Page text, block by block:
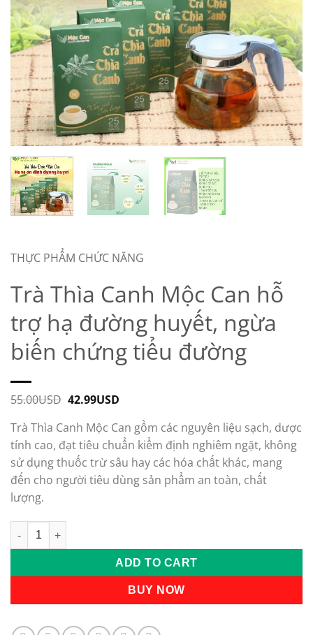
THỰC PHẨM CHỨC NĂNG
Trà Thìa Canh Mộc Can hỗ
trợ hạ đường huyết, ngừa
biến chứng tiểu đường
55.00USD Original
was:
55.00USD.
42.99USD
is:
42.99USD.
Trà Thìa Canh Mộc Can gồm các nguyên liệu sạch, dược
tính cao, đạt tiêu chuẩn kiểm định nghiêm ngặt, không
sử dụng thuốc trừ sâu hay các hóa chất khác, mang
đến cho người tiêu dùng sản phẩm an toàn, chất
lượng.
Trà Thìa Canh Mộc Can hỗ trợ hạ đường huyết, ngừa biến
ADD TO CART
BUY NOW